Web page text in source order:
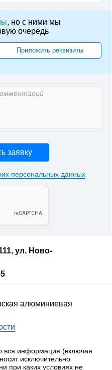
, но с ними мы
очередь
Приложить реквизиты
заявку
персональных данных
ул. Ново-
алюминиевая
информация (включая
исключительно
при каких условиях не